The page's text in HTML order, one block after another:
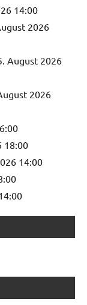
14:00
2026
August 2026
2026
18:00
14:00